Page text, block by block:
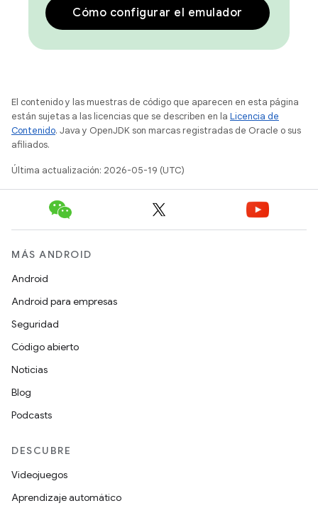
Cómo configurar el emulador
El contenido y las muestras de código que aparecen en esta página
están sujetas a las licencias que se describen en la Licencia de
Contenido. Java y OpenJDK son marcas registradas de Oracle o sus
afiliados.
Última actualización: 2026-05-19 (UTC)
MÁS ANDROID
Android
Android para empresas
Seguridad
Código abierto
Noticias
Blog
Podcasts
DESCUBRE
Videojuegos
Aprendizaje automático